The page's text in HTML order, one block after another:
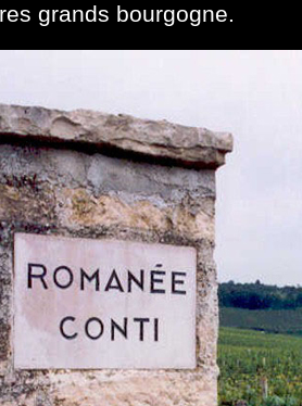
grands bourgogne.